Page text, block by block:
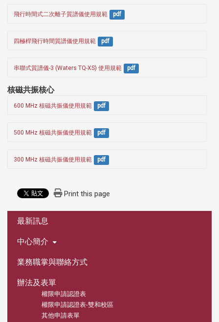
飛行時間式二次離子質譜儀使用規範 pdf
四極桿飛行時間質譜儀使用規範 pdf
串聯式質譜儀-3 (Waters TQ-XS) 使用規範 pdf
核磁共振核心
600 MHz 核磁共振儀使用規範 pdf
500 MHz 核磁共振儀使用規範 pdf
300 MHz 核磁共振儀使用規範 pdf
Print this page
最新訊息
中心簡介
業務職掌與聯絡方式
辦法及表單
權限申請認證表
權限申請認證表-雙和校區
其他申請表單